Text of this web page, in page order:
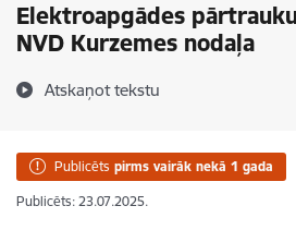
Elektroapgādes
NVD Kurzemes nodaļa
Atskaņot tekstu
Publicēts pirms vairāk nekā 1 gada
Publicēts: 23.07.2025.